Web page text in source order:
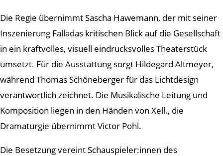
Die Regie übernimmt Sascha Hawemann, der mit seiner
Inszenierung Falladas kritischen Blick auf die Gesellschaft
in ein kraftvolles, visuell eindrucksvolles Theaterstück
umsetzt. Für die Ausstattung sorgt Hildegard Altmeyer,
während Thomas Schöneberger für das Lichtdesign
verantwortlich zeichnet. Die Musikalische Leitung und
Komposition liegen in den Händen von Xell., die
Dramaturgie übernimmt Victor Pohl.
Die Besetzung vereint Schauspieler:innen des